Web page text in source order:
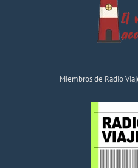
Miembros de Radio